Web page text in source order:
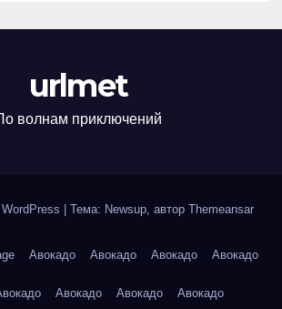
urlmet
волнам приключений
Тема: Newsup, автор Themeansar
Авокадо Авокадо Авокадо Авокадо
Авокадо Авокадо Авокадо